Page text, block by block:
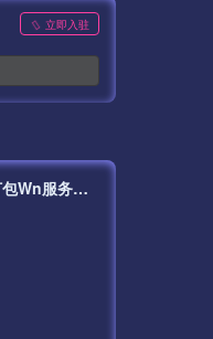
立即入驻
【白日门传奇之战神觉醒】站长推荐经典角色扮演PK白日门传奇手游最新打包Wn服务端源码视频架设教程-完善GM网页后台工具！